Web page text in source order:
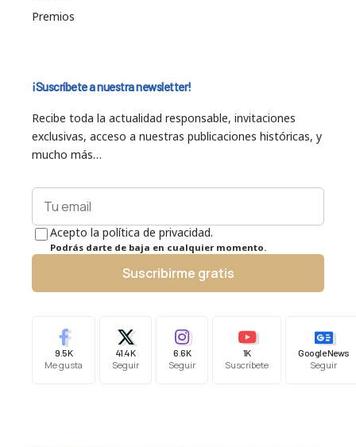
Premios
¡Suscríbete a nuestra newsletter!
Recibe toda la actualidad responsable, invitaciones
exclusivas, acceso a nuestras publicaciones históricas, y
mucho más…
Acepto la política de privacidad.
Podrás darte de baja en cualquier momento.
Suscribirme gratis
9.5K
Me gusta
41.4K
Seguir
6.6K
Seguir
1K
Suscríbete
Google News
Seguir